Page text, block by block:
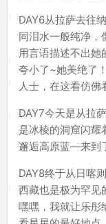
DAY6从拉萨去往
同泪水一般纯净，
用言语描述不出她
夸小了~她美绝了
人士，在这看仿佛
DAY7今天是从拉
是冰棱的洞窟闪耀
邂逅高原蓝—来到
DAY8终于从日喀
西藏也是极为罕见
嘿嘿，我就让乐彤